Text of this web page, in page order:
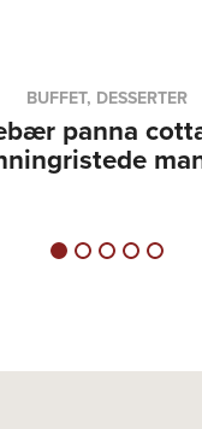
BUFFET, DESSERTER
panna